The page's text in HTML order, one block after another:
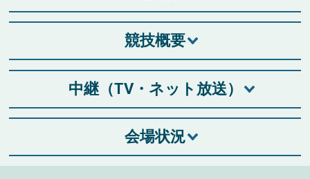
競技概要
中継（TV・ネット放送）
会場状況